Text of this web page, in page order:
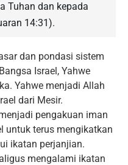
Tuhan dan kepada
14:31).
dan pondasi sistem
Israel, Yahwe
Yahwe menjadi Allah
dari Mesir.
pengakuan iman
untuk terus mengikatkan
ikatan perjanjian.
mengalami ikatan